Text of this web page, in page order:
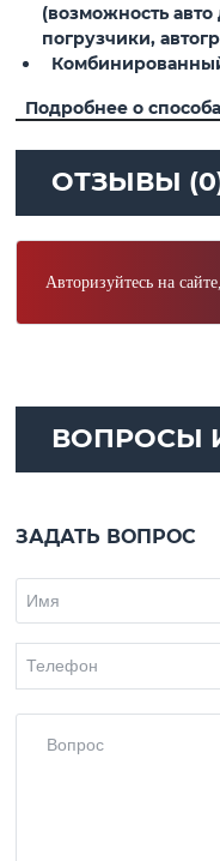
(возможность
погрузчики,
Подробнее о
ОТЗЫВЫ
Авторизуйтесь на
ВОПРОСЫ
ЗАДАТЬ ВОПРОС